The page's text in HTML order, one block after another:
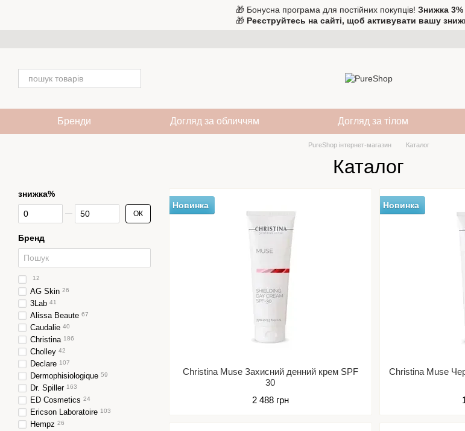
🎁 Бонусна програма для постійних покупців! Знижка 3%
🎁 Реєструйтесь на сайті, щоб активувати вашу
Бренди Догляд за обличчям Догляд за тілом
PureShop інтернет-магазин Каталог
Каталог
Новинка
Christina Muse Захисний денний крем SPF
30
2 488 грн
Новинка
Christina Muse
знижка%
Від знижка%
До знижка% ОК
Бренд
12
AG Skin 26
3Lab 41
Alissa Beaute 67
Caudalie 40
Christina 186
Cholley 42
Declare 107
Dermophisiologique 59
Dr. Spiller 163
ED Cosmetics 24
Ericson Laboratoire 103
Hempz 26